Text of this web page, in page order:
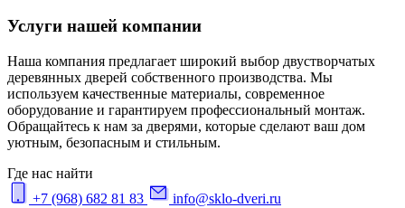
Услуги нашей компании
Наша компания предлагает широкий выбор двустворчатых
деревянных дверей собственного производства. Мы
используем качественные материалы, современное
оборудование и гарантируем профессиональный монтаж.
Обращайтесь к нам за дверями, которые сделают ваш дом
уютным, безопасным и стильным.
Где нас найти
+7 (968) 682 81 83
info@sklo-dveri.ru